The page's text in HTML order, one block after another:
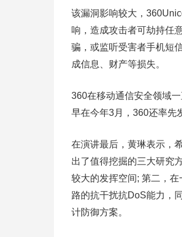
该漏洞影响较大，
响，造成攻击者可劫持任
骗，或监听受害者手机短
成信息、财产等损失。
360在移动通信安全领域
早在今年3月，360还率先
在演讲最后，黄琳表示，
出了值得挖掘的三大研究
较大的发挥空间; 第二，
路的抗干扰抗DoS能力，
计防御方案。